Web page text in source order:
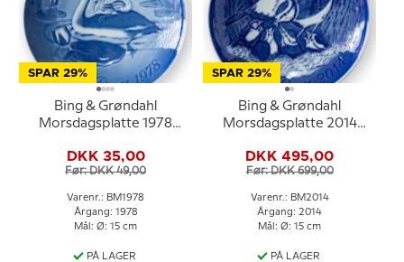
SPAR 29%
Bing & Grøndahl
Morsdagsplatte 1978
DKK 35,00
Før: DKK 49,00
Varenr.: BM1978
Årgang: 1978
Mål: Ø: 15 cm
PÅ LAGER
SPAR 29%
Bing & Grøndahl
Morsdagsplatte 2014
DKK 495,00
Før: DKK 699,00
Varenr.: BM2014
Årgang: 2014
Mål: Ø: 15 cm
PÅ LAGER